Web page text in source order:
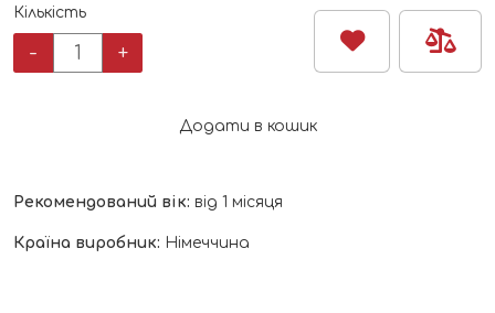
Кількість
-
Каплі
+
Додати в кошик
Рекомендований вік: від 1 місяця
Країна виробник: Німеччина